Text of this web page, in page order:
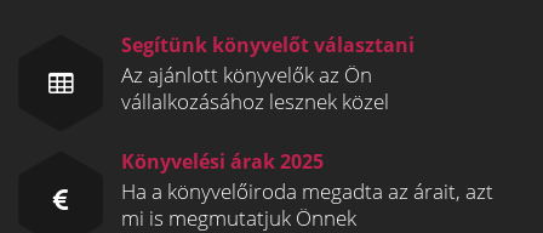
Segítünk könyvelőt választani
Az ajánlott könyvelők az Ön
vállalkozásához lesznek közel
Könyvelési árak 2025
Ha a könyvelőiroda megadta az árait, azt
mi is megmutatjuk Önnek